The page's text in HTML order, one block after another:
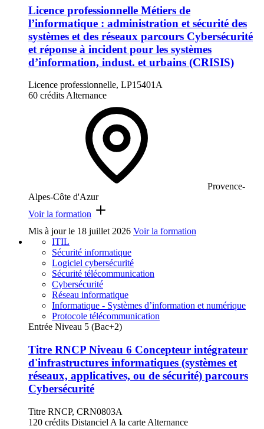
Licence professionnelle Métiers de
l’informatique : administration et sécurité des
systèmes et des réseaux parcours Cybersécurité
et réponse à incident pour les systèmes
d’information, indust. et urbains (CRISIS)
Licence professionnelle, LP15401A
60 crédits Alternance
Provence-
Alpes-Côte d'Azur
Voir la formation
Mis à jour le 18 juillet 2026 Voir la formation
ITIL
Sécurité informatique
Logiciel cybersécurité
Sécurité télécommunication
Cybersécurité
Réseau informatique
Informatique - Systèmes d’information et numérique
Protocole télécommunication
Entrée Niveau 5 (Bac+2)
Titre RNCP Niveau 6 Concepteur intégrateur
d'infrastructures informatiques (systèmes et
réseaux, applicatives, ou de sécurité) parcours
Cybersécurité
Titre RNCP, CRN0803A
120 crédits Distanciel A la carte Alternance